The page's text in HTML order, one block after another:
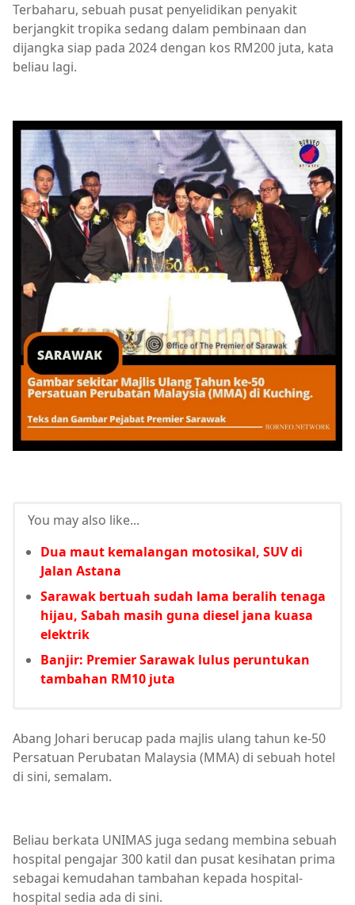
Terbaharu, sebuah pusat penyelidikan penyakit
berjangkit tropika sedang dalam pembinaan dan
dijangka siap pada 2024 dengan kos RM200 juta, kata
beliau lagi.
You may also like...
Dua maut kemalangan motosikal, SUV di
Jalan Astana
Sarawak bertuah sudah lama beralih tenaga
hijau, Sabah masih guna diesel jana kuasa
elektrik
Banjir: Premier Sarawak lulus peruntukan
tambahan RM10 juta
Abang Johari berucap pada majlis ulang tahun ke-50
Persatuan Perubatan Malaysia (MMA) di sebuah hotel
di sini, semalam.
Beliau berkata UNIMAS juga sedang membina sebuah
hospital pengajar 300 katil dan pusat kesihatan prima
sebagai kemudahan tambahan kepada hospital-
hospital sedia ada di sini.